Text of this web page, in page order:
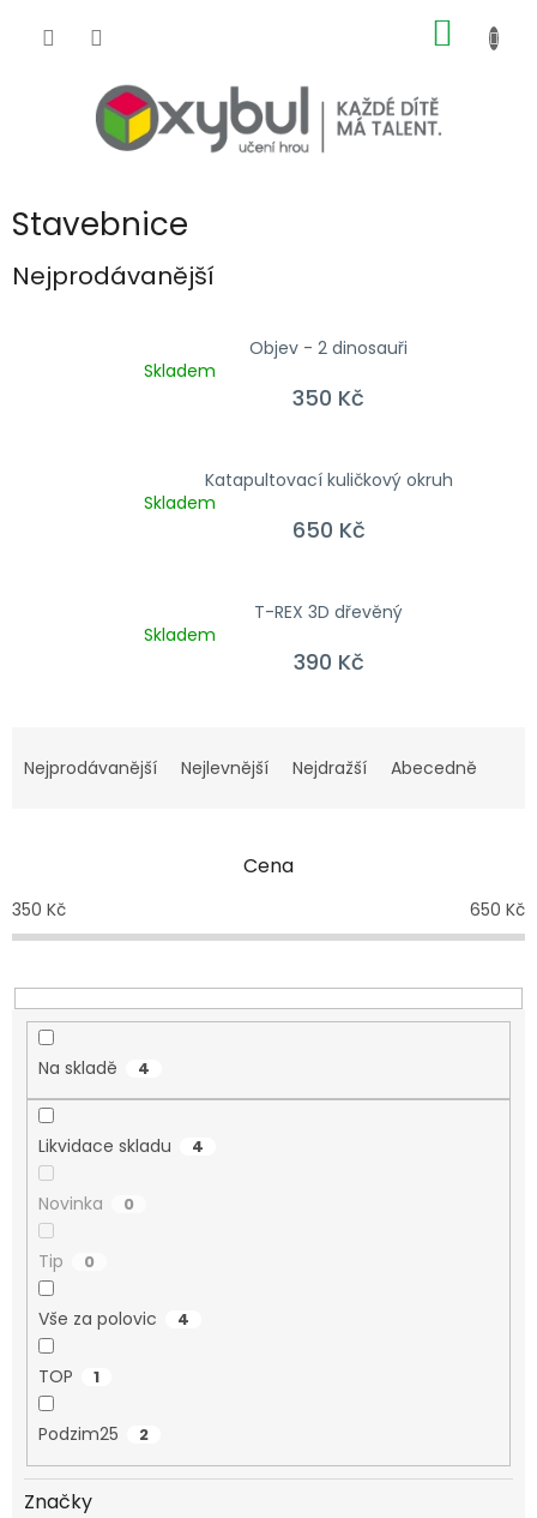
Stavebnice
Nejprodávanější
Objev - 2 dinosauři
Skladem
350 Kč
Katapultovací kuličkový okruh
Skladem
650 Kč
T-REX 3D dřevěný
Skladem
390 Kč
Nejprodávanější Nejlevnější Nejdražší Abecedně
Cena
350 Kč 650 Kč
Na skladě 4
Likvidace skladu 4
Novinka 0
Tip 0
Vše za polovic 4
TOP 1
Podzim25 2
Značky